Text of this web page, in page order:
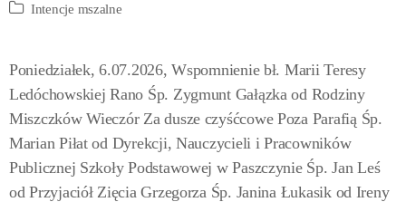
Intencje mszalne
Poniedziałek, 6.07.2026, Wspomnienie bł. Marii Teresy
Ledóchowskiej Rano Śp. Zygmunt Gałązka od Rodziny
Miszczków Wieczór Za dusze czyśćcowe Poza Parafią Śp.
Marian Piłat od Dyrekcji, Nauczycieli i Pracowników
Publicznej Szkoły Podstawowej w Paszczynie Śp. Jan Leś
od Przyjaciół Zięcia Grzegorza Śp. Janina Łukasik od Ireny